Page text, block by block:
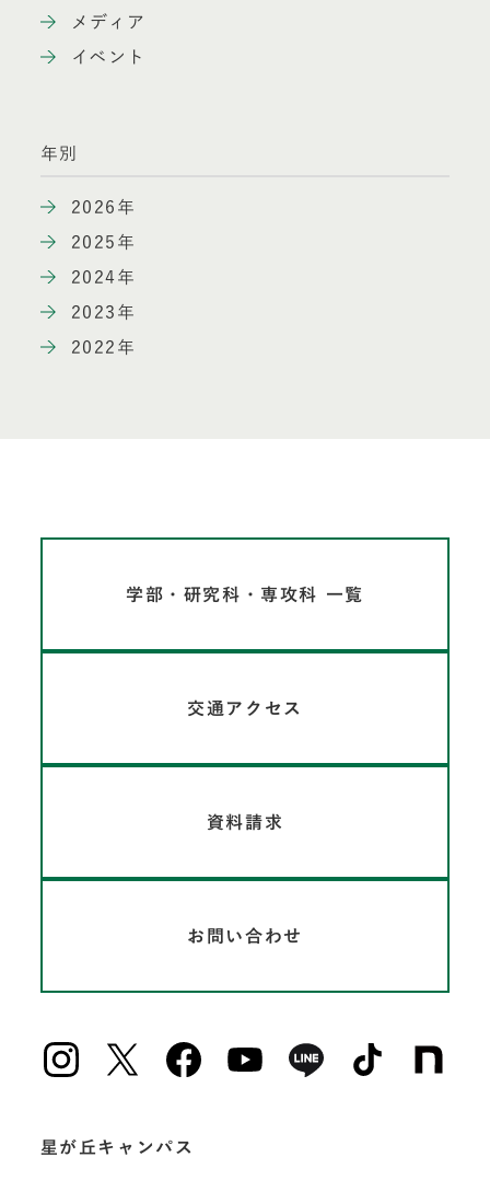
メディア
イベント
年別
2026年
2025年
2024年
2023年
2022年
学部・研究科・専攻科 一覧
交通アクセス
資料請求
お問い合わせ
星が丘キャンパス